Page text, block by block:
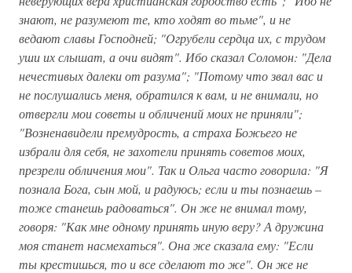
знают, не разумеют те, кто ходят во тьме", и не
ведают славы Господней; "Огрубели сердца их, с трудом
уши их слышат, а очи видят". Ибо сказал Соломон: "Дела
нечестивых далеки от разума"; "Потому что звал вас и
не послушались меня, обратился к вам, и не внимали, но
отвергли мои советы и обличений моих не приняли";
"Возненавидели премудрость, а страха Божьего не
избрали для себя, не захотели принять советов моих,
презрели обличения мои". Так и Ольга часто говорила: "Я
познала Бога, сын мой, и радуюсь; если и ты познаешь –
тоже станешь радоваться". Он же не внимал тому,
говоря: "Как мне одному принять иную веру? А дружина
моя станет насмехаться". Она же сказала ему: "Если
ты крестишься, то и все сделают то же". Он же не